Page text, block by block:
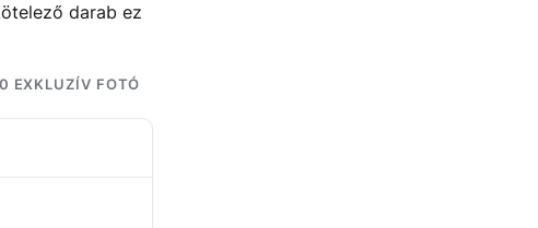
darab ez
EXKLUZÍV FOTÓ